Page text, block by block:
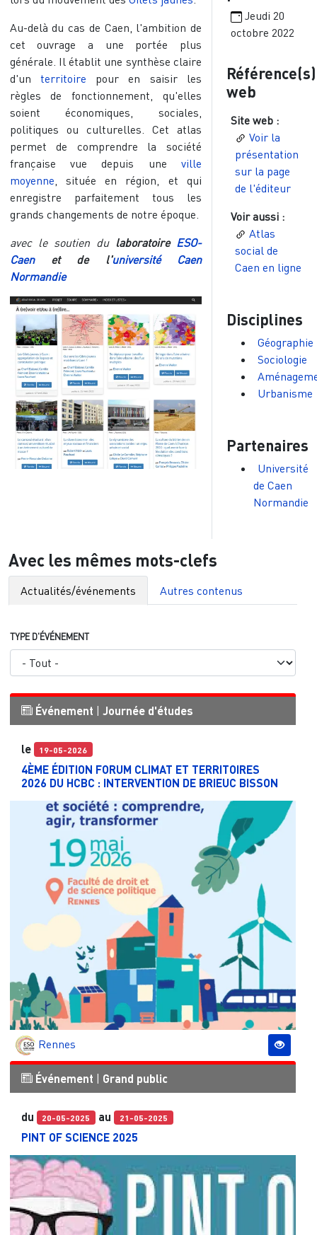
Au-delà du cas de Caen, l'ambition de
cet ouvrage a une portée plus
générale. Il établit une synthèse claire
d'un territoire pour en saisir les
règles de fonctionnement, qu'elles
soient économiques, sociales,
politiques ou culturelles. Cet atlas
permet de comprendre la société
française vue depuis uneville
moyenne, située en région, et qui
enregistre parfaitement tous les
grands changements de notre époque.
avec le soutien du laboratoire ESO-
Caenet de l'université Caen
Normandie
Jeudi 20
octobre 2022
Référence(s)
web
Site web :
Voir la
présentation
sur la page
de l'éditeur
Voir aussi :
Atlas
social de
Caen en ligne
Disciplines
Géographie
Sociologie
Urbanisme
Partenaires
Université
de Caen
Normandie
Avec les mêmes mots-clefs
Actualités/événements Autres contenus
TYPE D'ÉVÉNEMENT
Événement | Journée d'études
le 19-05-2026
4ÈME ÉDITION FORUM CLIMAT ET TERRITOIRES
2026 DU HCBC : INTERVENTION DE BRIEUC BISSON
Rennes
Événement | Grand public
du 20-05-2025 au 21-05-2025
PINT OF SCIENCE 2025